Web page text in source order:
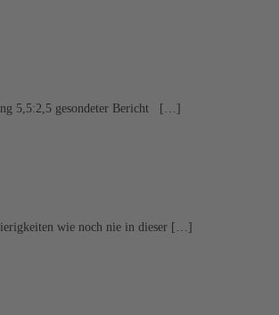
5,5:2,5 gesondeter Bericht […]
wie noch nie in dieser […]